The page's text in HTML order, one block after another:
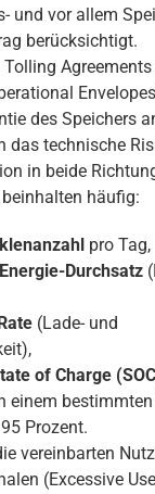
und vor allem
berücksichtigt.
des Speichers
das technische
in beide
häufig:
pro Tag,
Energie-Durchsatz
(Lade- und
of Charge
einem
Prozent.
vereinbarten
(Excessive